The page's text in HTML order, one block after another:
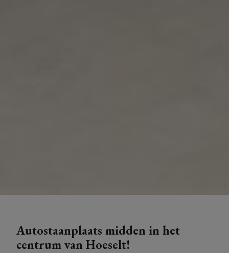
Autostaanplaats midden in het
centrum van Hoeselt!